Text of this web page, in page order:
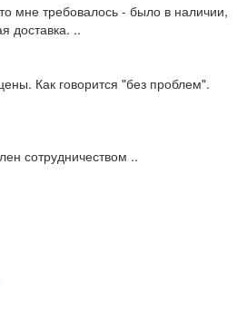
мне требовалось - было в наличии,
доставка. ..
Как говорится "без проблем".
сотрудничеством ..